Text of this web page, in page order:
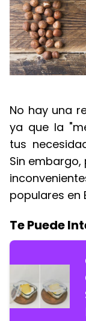
No hay una
ya que la
tus
Sin
populares en
Te Puede